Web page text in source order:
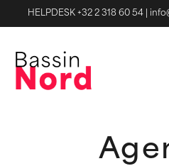
HELPDESK +32 2 318 60 54